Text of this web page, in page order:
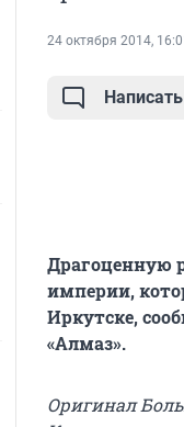
24 октября 2014,
Драгоценную
империи,
Иркутске,
«Алмаз».
Оригинал